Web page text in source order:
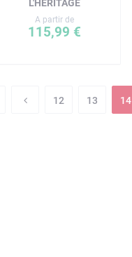
L'HÉRITAGE
A partir de
115,99 €
12 13 14